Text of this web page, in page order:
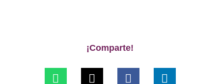
¡Comparte!